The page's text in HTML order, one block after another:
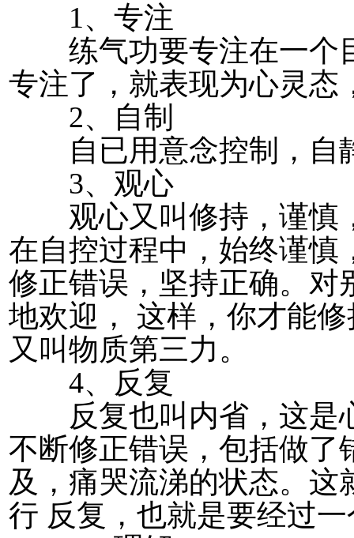
1、专注
练气功要专注在一个
专注了，就表现为心灵态
2、自制
自已用意念控制，自
3、观心
观心又叫修持，谨慎
在自控过程中，始终谨慎
修正错误，坚持正确。对
地欢迎， 这样，你才能
又叫物质第三力。
4、反复
反复也叫内省，这是
不断修正错误，包括做了
及，痛哭流涕的状态。
行 反复，也就是要经过